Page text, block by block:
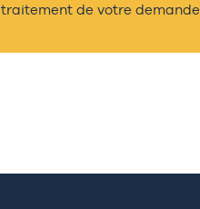
traitement de votre demande.